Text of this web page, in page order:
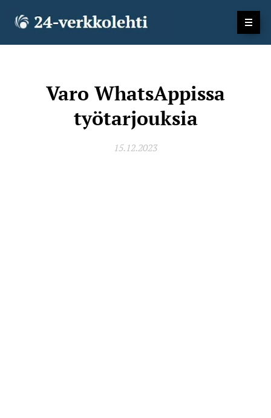
Varo WhatsAppissa
työtarjouksia
15.12.2023